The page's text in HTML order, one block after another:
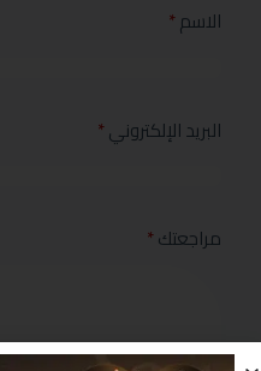
الاسم*
البريد الإلكتروني*
مراجعتك*